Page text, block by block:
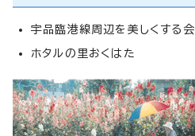
宇品臨港線周辺を美しくする会
ホタルの里おくはた